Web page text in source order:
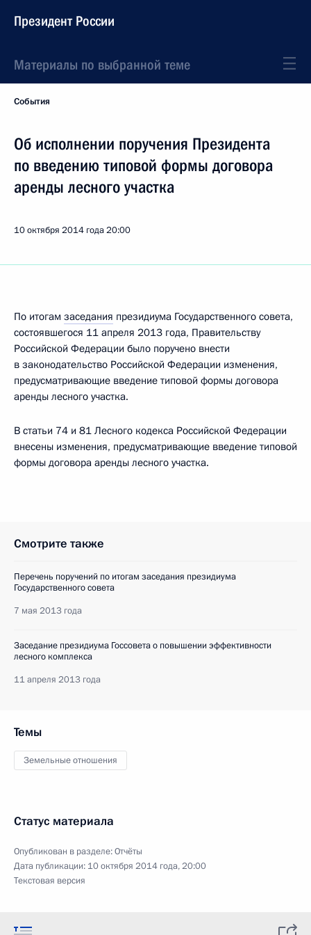
Президент России
Материалы по выбранной теме
События
Об исполнении поручения Президента
по введению типовой формы договора
аренды лесного участка
10 октября 2014 года20:00
По итогам заседания президиума Государственного совета,
состоявшегося 11 апреля 2013 года, Правительству
Российской Федерации было поручено внести
в законодательство Российской Федерации изменения,
предусматривающие введение типовой формы договора
аренды лесного участка.
В статьи 74 и 81 Лесного кодекса Российской Федерации
внесены изменения, предусматривающие введение типовой
формы договора аренды лесного участка.
Смотрите также
Перечень поручений по итогам заседания президиума
Государственного совета
7 мая 2013 года
Заседание президиума Госсовета о повышении эффективности
лесного комплекса
11 апреля 2013 года
Темы
Земельные отношения
Статус материала
Опубликован в разделе:Отчёты
Дата публикации: 10 октября 2014 года, 20:00
Текстовая версия